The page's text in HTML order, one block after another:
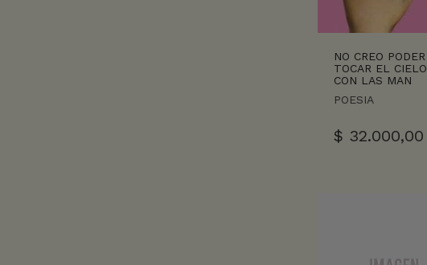
NO CREO PODER
TOCAR EL CIELO
CON LAS MAN
POESIA
$ 32.000,00